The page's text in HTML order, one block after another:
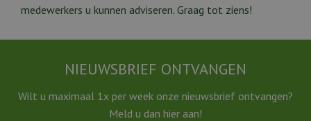
medewerkers u kunnen adviseren. Graag tot ziens!
NIEUWSBRIEF ONTVANGEN
Wilt u maximaal 1x per week onze nieuwsbrief ontvangen?
Meld u dan hier aan!